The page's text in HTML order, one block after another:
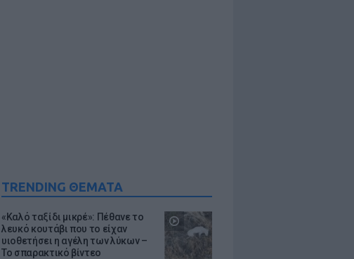
TRENDING ΘΕΜΑΤΑ
«Καλό ταξίδι μικρέ»: Πέθανε το
λευκό κουτάβι που το είχαν
υιοθετήσει η αγέλη των λύκων –
Το σπαρακτικό βίντεο